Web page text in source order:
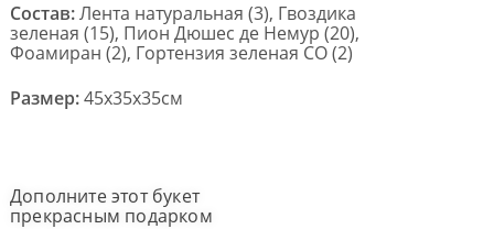
Состав:Лента натуральная (3), Гвоздика
зеленая (15), Пион Дюшес де Немур (20),
Фоамиран (2), Гортензия зеленая СО (2)
Размер:45x35x35см
Дополните этот букет
прекрасным подарком